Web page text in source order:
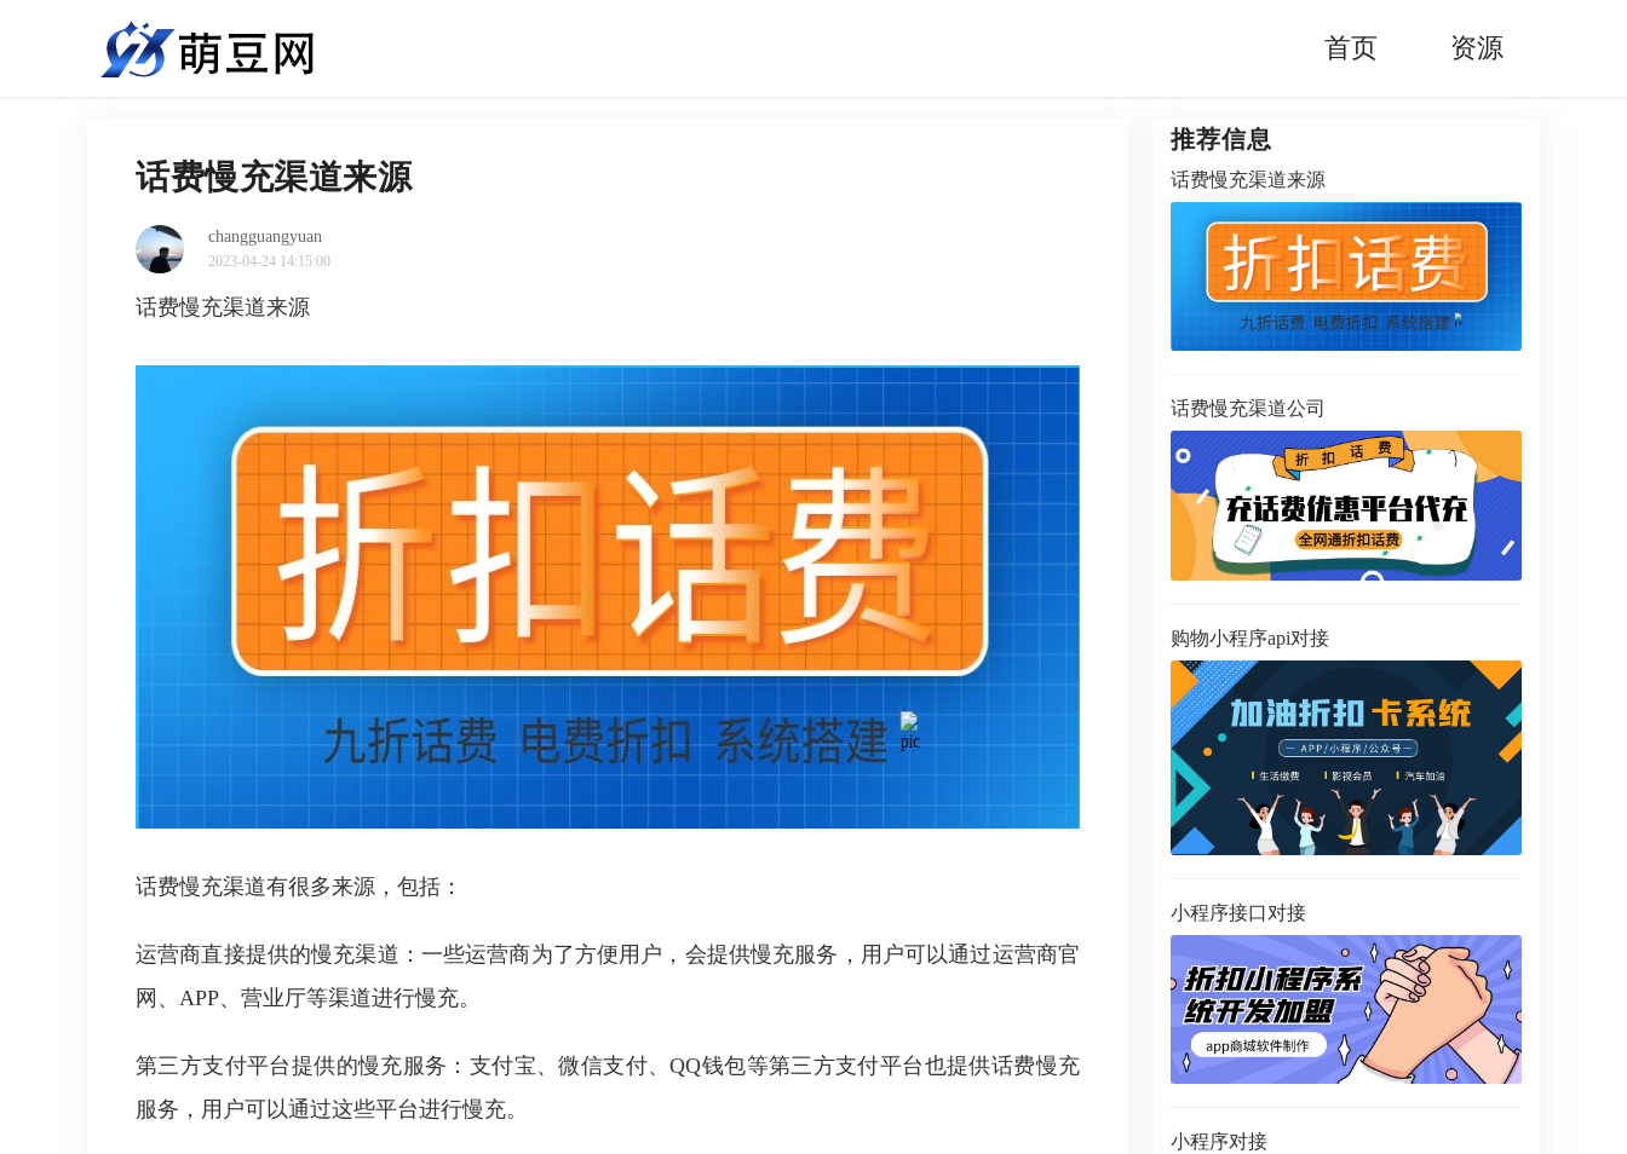
首页 资源
话费慢充渠道来源
changguangyuan
2023-04-24 14:15:00
话费慢充渠道来源
话费慢充渠道有很多来源，包括：
运营商直接提供的慢充渠道：一些运营商为了方便用户，会提供慢充服务，用户可以通过运营商官
网、APP、营业厅等渠道进行慢充。
第三方支付平台提供的慢充服务：支付宝、微信支付、QQ钱包等第三方支付平台也提供话费慢充
服务，用户可以通过这些平台进行慢充。
推荐信息
话费慢充渠道来源
话费慢充渠道公司
购物小程序api对接
小程序接口对接
小程序对接